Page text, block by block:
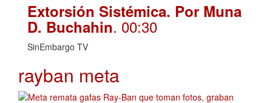
Extorsión Sistémica. Por Muna
D. Buchahin. 00:30
SinEmbargo TV
rayban meta